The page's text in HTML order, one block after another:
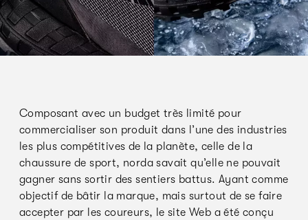
Composant avec un budget très limité pour
commercialiser son produit dans l’une des industries
les plus compétitives de la planète, celle de la
chaussure de sport, norda savait qu’elle ne pouvait
gagner sans sortir des sentiers battus. Ayant comme
objectif de bâtir la marque, mais surtout de se faire
accepter par les coureurs, le site Web a été conçu